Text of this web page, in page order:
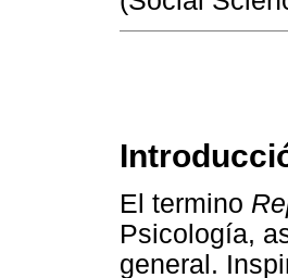
El termino
Psicología,
general.